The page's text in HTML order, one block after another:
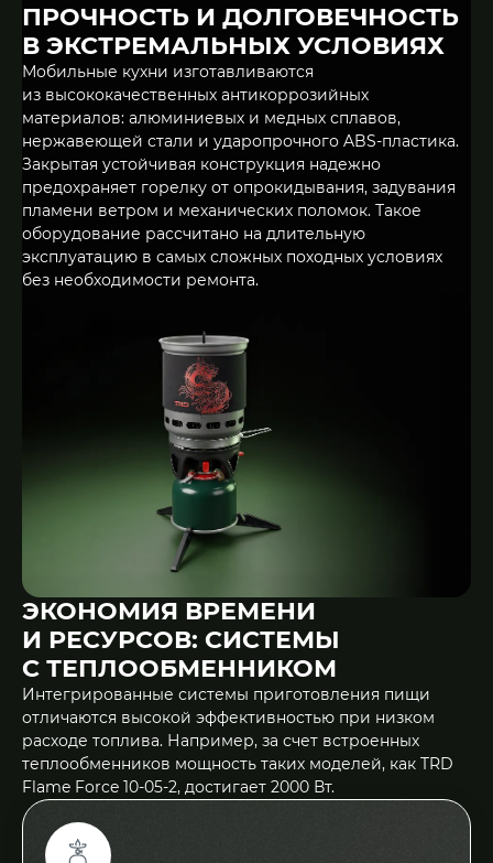
ПРОЧНОСТЬ И ДОЛГОВЕЧНОСТЬ
В ЭКСТРЕМАЛЬНЫХ УСЛОВИЯХ
Мобильные кухни изготавливаются
из высококачественных антикоррозийных
материалов: алюминиевых и медных сплавов,
нержавеющей стали и ударопрочного ABS-пластика.
Закрытая устойчивая конструкция надежно
предохраняет горелку от опрокидывания, задувания
пламени ветром и механических поломок. Такое
оборудование рассчитано на длительную
эксплуатацию в самых сложных походных условиях
без необходимости ремонта.
ЭКОНОМИЯ ВРЕМЕНИ
И РЕСУРСОВ: СИСТЕМЫ
С ТЕПЛООБМЕННИКОМ
Интегрированные системы приготовления пищи
отличаются высокой эффективностью при низком
расходе топлива. Например, за счет встроенных
теплообменников мощность таких моделей, как TRD
Flame Force 10-05-2, достигает 2000 Вт.